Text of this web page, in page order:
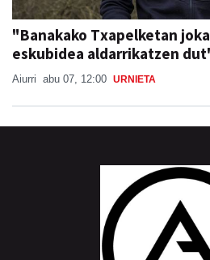
"Banakako Txapelketan
eskubidea aldarrikatzen
Aiurri abu 07, 12:00 URNIETA